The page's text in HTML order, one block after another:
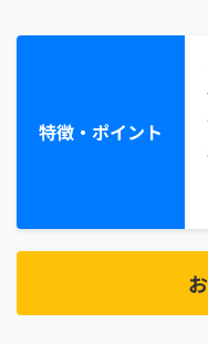
特徴・ポイント